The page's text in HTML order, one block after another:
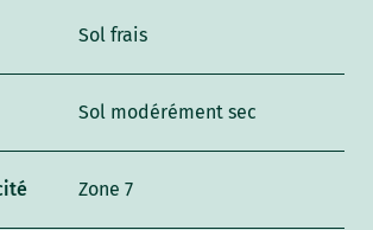
Sol frais
Sol modérément sec
Zone 7